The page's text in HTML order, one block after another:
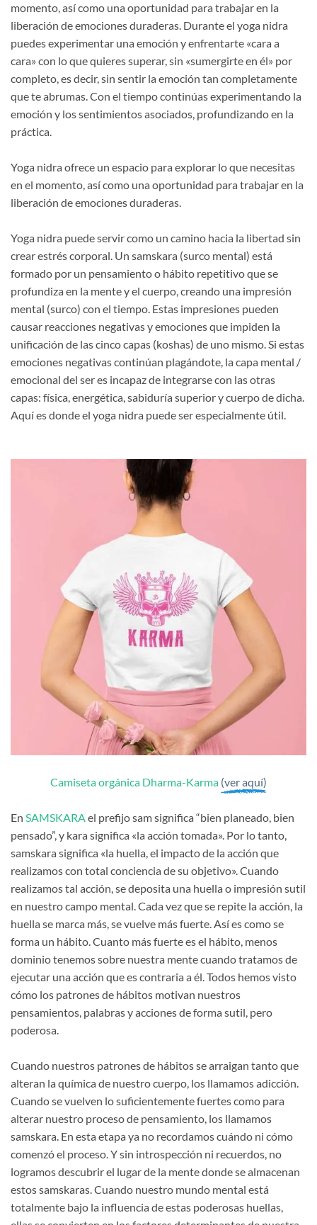
momento, así como una oportunidad para trabajar en la
liberación de emociones duraderas. Durante el yoga nidra
puedes experimentar una emoción y enfrentarte «cara a
cara» con lo que quieres superar, sin «sumergirte en él» por
completo, es decir, sin sentir la emoción tan completamente
que te abrumas. Con el tiempo continúas experimentando la
emoción y los sentimientos asociados, profundizando en la
práctica.
Yoga nidra ofrece un espacio para explorar lo que necesitas
en el momento, así como una oportunidad para trabajar en la
liberación de emociones duraderas.
Yoga nidra puede servir como un camino hacia la libertad sin
crear estrés corporal. Un samskara (surco mental) está
formado por un pensamiento o hábito repetitivo que se
profundiza en la mente y el cuerpo, creando una impresión
mental (surco) con el tiempo. Estas impresiones pueden
causar reacciones negativas y emociones que impiden la
unificación de las cinco capas (koshas) de uno mismo. Si estas
emociones negativas continúan plagándote, la capa mental /
emocional del ser es incapaz de integrarse con las otras
capas: física, energética, sabiduría superior y cuerpo de dicha.
Aquí es donde el yoga nidra puede ser especialmente útil.
Camiseta orgánica Dharma-Karma (ver aquí)
En SAMSKARAel prefijo sam significa “bien planeado, bien
pensado”, y kara significa «la acción tomada». Por lo tanto,
samskara significa «la huella, el impacto de la acción que
realizamos con total conciencia de su objetivo». Cuando
realizamos tal acción, se deposita una huella o impresión sutil
en nuestro campo mental. Cada vez que se repite la acción, la
huella se marca más, se vuelve más fuerte. Así es como se
forma un hábito. Cuanto más fuerte es el hábito, menos
dominio tenemos sobre nuestra mente cuando tratamos de
ejecutar una acción que es contraria a él. Todos hemos visto
cómo los patrones de hábitos motivan nuestros
pensamientos, palabras y acciones de forma sutil, pero
poderosa.
Cuando nuestros patrones de hábitos se arraigan tanto que
alteran la química de nuestro cuerpo, los llamamos adicción.
Cuando se vuelven lo suficientemente fuertes como para
alterar nuestro proceso de pensamiento, los llamamos
samskara. En esta etapa ya no recordamos cuándo ni cómo
comenzó el proceso. Y sin introspección ni recuerdos, no
logramos descubrir el lugar de la mente donde se almacenan
estos samskaras. Cuando nuestro mundo mental está
totalmente bajo la influencia de estas poderosas huellas,